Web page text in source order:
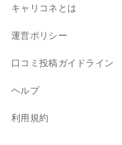
キャリコネとは
運営ポリシー
口コミ投稿ガイドライン
ヘルプ
利用規約